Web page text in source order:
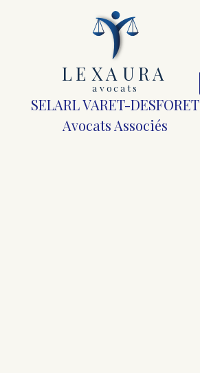
LE XA URA
a v ocats
SELARL VARET-DESFORET
Avocats Associés